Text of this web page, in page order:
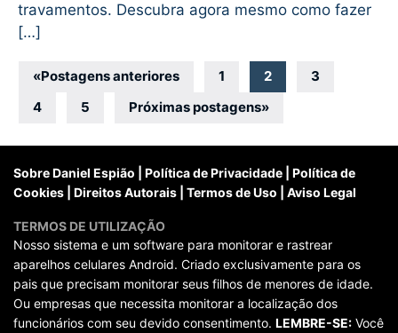
travamentos. Descubra agora mesmo como fazer
[…]
Navegação
por
posts
«Postagens anteriores 1 2
3
4
5 Próximas postagens»
Sobre Daniel Espião Política de Privacidade
Política de
Cookies
Direitos Autorais Termos de Uso Aviso Legal
TERMOS DE UTILIZAÇÃO
Nosso sistema e um software para monitorar e rastrear
aparelhos celulares Android. Criado exclusivamente para os
pais que precisam monitorar seus filhos de menores de idade.
Ou empresas que necessita monitorar a localização dos
funcionários com seu devido consentimento. LEMBRE-SE: Você